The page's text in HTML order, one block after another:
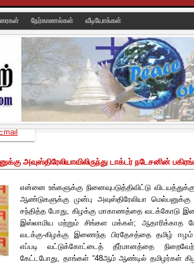
நேர்காணல்கள் வீடியோக்கள்
அவுஸ்திரேலியாவிலிருந்து டாக்டர் நடேசனின்
என்னை உங்களுக்கு நினைவுபடுத்திவிட்டு
ஆண்டுகளுக்கு முன்பு அவுஸ்திரேலியா
சந்தித்த போது, கிழக்கு மாகாணத்தை வடக்கோடு
இஸ்லாமிய மற்றும் சிங்கள மக்கள்; ஆதாரிக்காத
வடக்கு-கிழக்கு இணைந்த பிரதேசத்தை தமிழ்
எப்படி வட்டுக்கோட்டைத் தீர்மானத்தை
கேட்டபோது, தாங்கள் “48ஆம் ஆண்டில் தமிழர்கள்